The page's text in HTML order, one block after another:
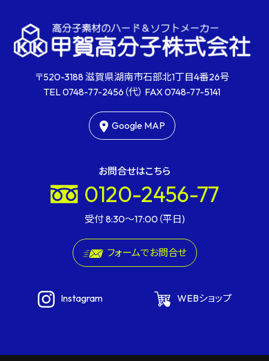
〒520-3188 滋賀県湖南市石部北1丁目4番26号
TEL0748-77-2456 （代） FAX0748-77-5141
Google MAP
お問合せはこちら
0120-2456-77
受付 8:30〜17:00（平日)
フォームでお問合せ
Instagram WEBショップ